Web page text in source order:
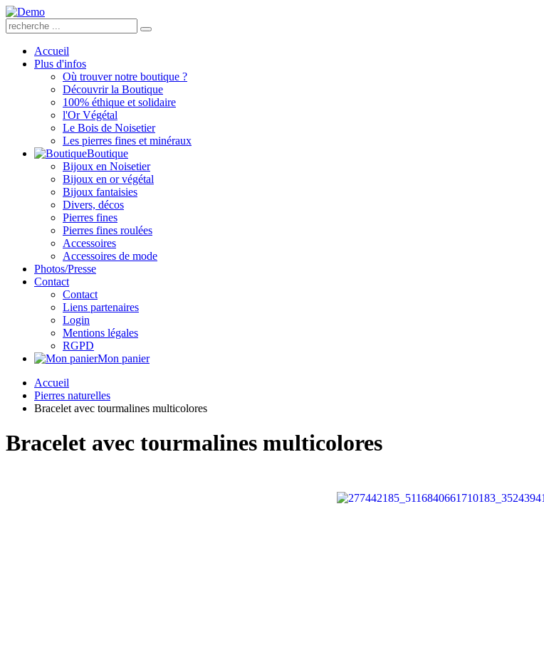
Accueil
Plus d'infos
Où trouver notre boutique ?
Découvrir la Boutique
100% éthique et solidaire
l'Or Végétal
Le Bois de Noisetier
Les pierres fines et minéraux
Boutique
Bijoux en Noisetier
Bijoux en or végétal
Bijoux fantaisies
Divers, décos
Pierres fines
Pierres fines roulées
Accessoires
Accessoires de mode
Photos/Presse
Contact
Contact
Liens partenaires
Login
Mentions légales
RGPD
Mon panier
Accueil
Pierres naturelles
Bracelet avec tourmalines multicolores
Bracelet avec tourmalines multicolores